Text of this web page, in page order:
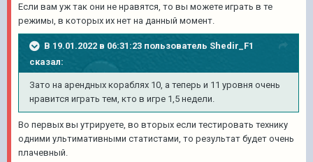
Если вам уж так они не нравятся, то вы можете играть в те
режимы, в которых их нет на данный момент.
В 19.01.2022 в 06:31:23 пользователь Shedir_F1
сказал:
Зато на арендных кораблях 10, а теперь и 11 уровня очень
нравится играть тем, кто в игре 1,5 недели.
Во первых вы утрируете, во вторых если тестировать технику
одними ультимативными статистами, то результат будет очень
плачевный.